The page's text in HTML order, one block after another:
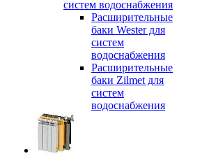
систем водоснабжения
Расширительные
баки Wester для
систем
водоснабжения
Расширительные
баки Zilmet для
систем
водоснабжения